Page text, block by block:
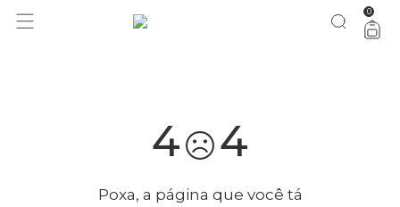
você merece 30% OFF pra comemorar com a gente aproveita! 0
4 4
Poxa, a página que você tá